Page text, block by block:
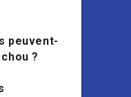
peuvent-
?